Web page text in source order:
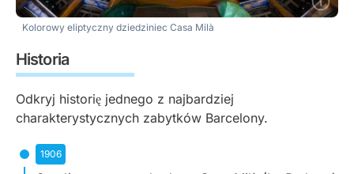
Kolorowy eliptyczny dziedziniec Casa Milà
Historia
Odkryj historię jednego z najbardziej
charakterystycznych zabytków Barcelony.
1906